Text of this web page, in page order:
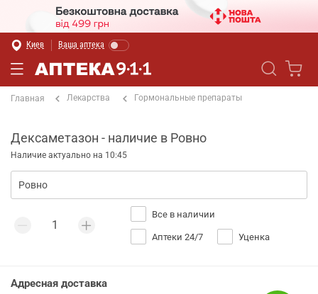
Киев Ваша аптека
Главная Лекарства Гормональные препараты
Дексаметазон - наличие в Ровно
Наличие актуально на 10:45
Все в наличии
Аптеки 24/7 Уценка
Адресная доставка